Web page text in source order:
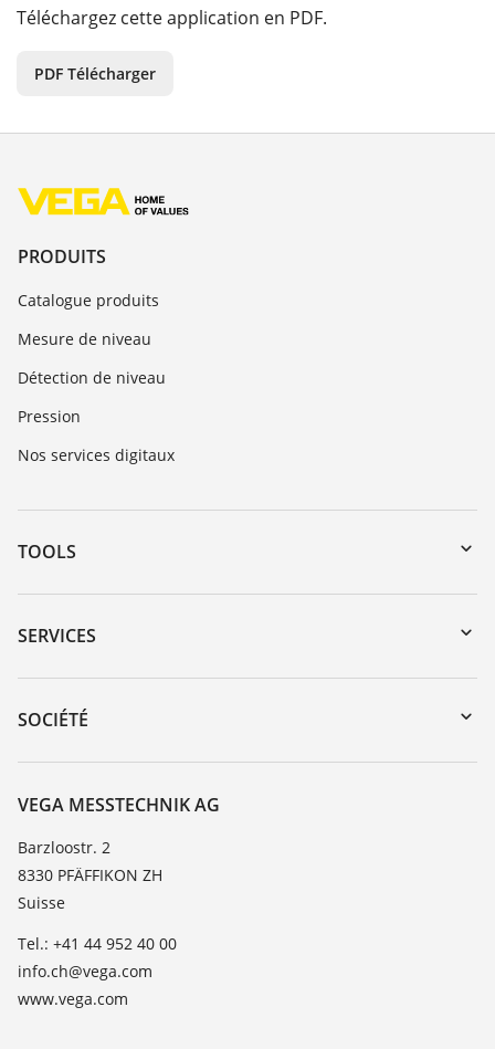
Téléchargez cette application en PDF.
PDF Télécharger
PRODUITS
Catalogue produits
Mesure de niveau
Détection de niveau
Pression
Nos services digitaux
TOOLS
Téléchargements
Recherche par numéro de série
DTM Collection/PACTware
SERVICES
Retour d'appareil
Formations
TeamViewer
SOCIÉTÉ
À propos de VEGA
Contact
News
Presse
Blog
VEGA MESSTECHNIK AG
Barzloostr. 2
8330 PFÄFFIKON ZH
Suisse
Tel.: +41 44 952 40 00
info.ch@vega.com
www.vega.com